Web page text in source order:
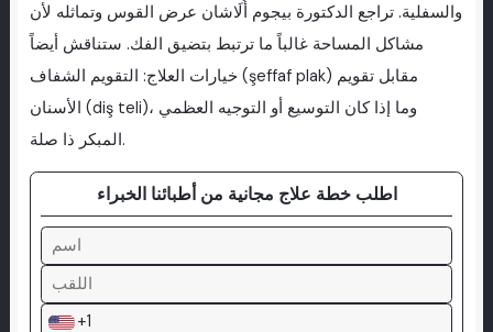
والسفلية. تراجع الدكتورة بيجوم أُلَاشان عرض القوس وتماثله لأن
مشاكل المساحة غالباً ما ترتبط بتضيق الفك. ستناقش أيضاً
خيارات العلاج: التقويم الشفاف (şeffaf plak) مقابل تقويم
الأسنان (diş teli)، وما إذا كان التوسيع أو التوجيه العظمي
المبكر ذا صلة.
اطلب خطة علاج مجانية من أطبائنا الخبراء
+1